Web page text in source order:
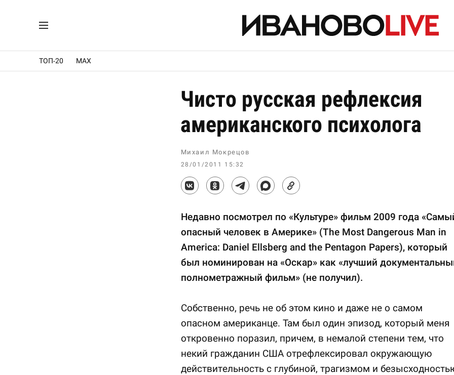
ТОП-20 MAX
Чисто русская рефлексия
американского психолога
Михаил Мокрецов
28/01/2011 15:32
Недавно посмотрел по «Культуре» фильм 2009 года
опасный человек в Америке» (The Most Dangerous Man in
America: Daniel Ellsberg and the Pentagon Papers), который
был номинирован на «Оскар» как «лучший
полнометражный фильм» (не получил).
Собственно, речь не об этом кино и даже не о самом
опасном американце. Там был один эпизод, который меня
откровенно поразил, причем, в немалой степени тем, что
некий гражданин США отрефлексировал окружающую
действительность с глубиной, трагизмом и